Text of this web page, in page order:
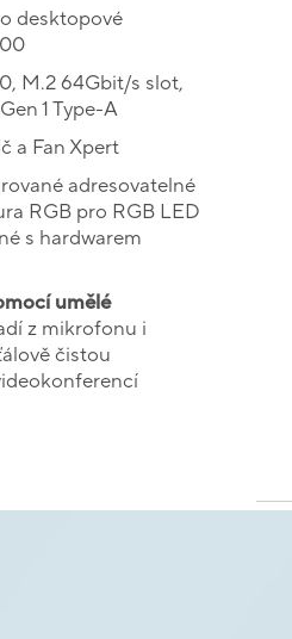
desktopové
M.2 64Gbit/s slot,
1 Type-A
a Fan Xpert
adresovatelné
RGB pro RGB LED
s hardwarem
umělé
z mikrofonu i
čistou